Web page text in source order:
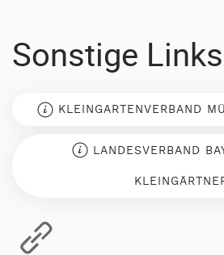
Sonstige Links
KLEINGARTENVERBAND
LANDESVERBAND